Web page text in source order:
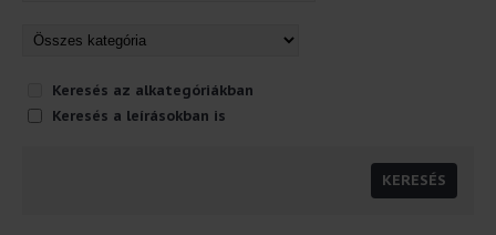
Keresés az alkategóriákban
Keresés a leírásokban is